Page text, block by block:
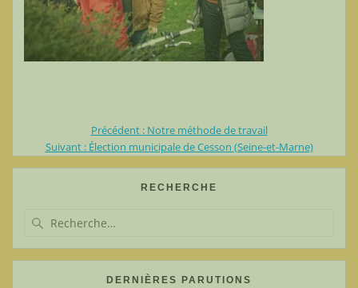
Navigation
de
Précédent : Article
précédent
Notre méthode de travail
Suivant : Article
Élection municipale de Cesson (Seine-et-Marne)
RECHERCHE
:
DERNIÈRES PARUTIONS